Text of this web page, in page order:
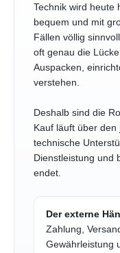
Technik wird heute
bequem und mit
Fällen völlig
oft genau die
Auspacken,
verstehen.
Deshalb sind die
Kauf läuft über den
technische
Dienstleistung und
endet.
Der externe
Zahlung,
Gewährleistung